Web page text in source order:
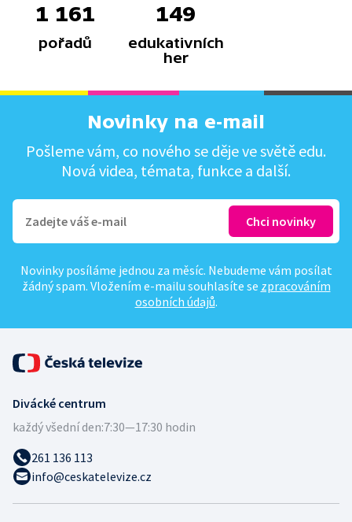
1 161
pořadů
149
edukativních
her
Novinky na e-mail
Pošleme vám, co nového se děje ve světě edu.
Nová videa, témata, funkce a další.
Novinky posíláme jednou za měsíc. Nebudeme vám posílat
žádný spam. Vložením e-mailu souhlasíte se zpracováním
osobních údajů.